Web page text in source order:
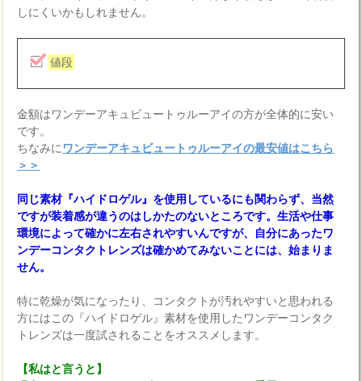
しにくいかもしれません。
値段
金額はワンデーアキュビュートゥルーアイの方が全体的に安い
です。
ちなみに ワンデーアキュビュートゥルーアイの最安値はこちら
＞＞
同じ素材『ハイドロゲル』を使用しているにも関わらず、当然
ですが装着感が違うのはしかたのないところです。生活や仕事
環境によって確かに左右されやすいんですが、自分にあったワ
ンデーコンタクトレンズは確かめてみないことには、始まりま
せん。
特に乾燥が気になったり、コンタクトが汚れやすいと思われる
方にはこの『ハイドロゲル』素材を使用したワンデーコンタク
トレンズは一度試されることをオススメします。
【私はと言うと】